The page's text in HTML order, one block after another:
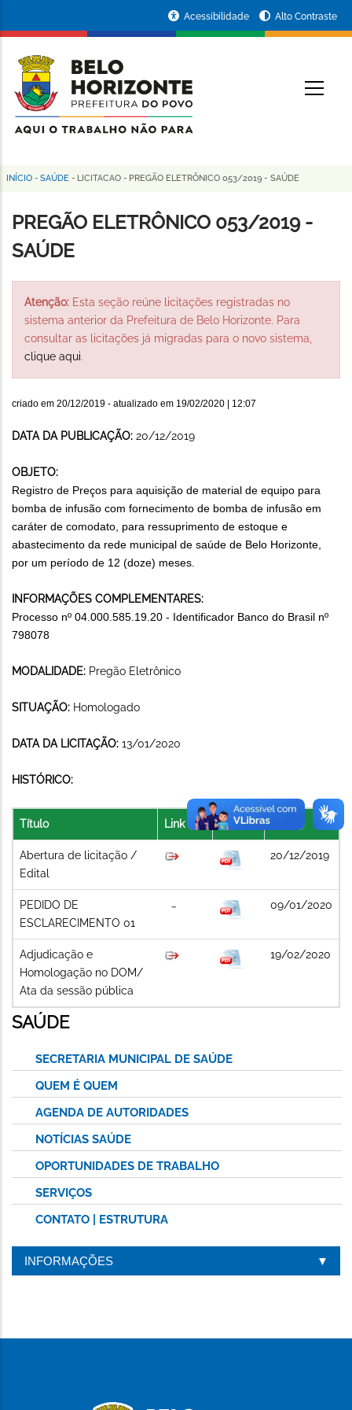
conteúdo
principal
da
Prefeitura
de
Horizonte
Acessibilidade Alto Contraste
Trilha
de
navegação
INÍCIO - SAÚDE - LICITACAO - PREGÃO ELETRÔNICO 053/2019 - SAÚDE
PREGÃO ELETRÔNICO 053/2019 -
SAÚDE
Atenção: Esta seção reúne licitações registradas no
sistema anterior da Prefeitura de Belo Horizonte. Para
consultar as licitações já migradas para o novo sistema,
clique aqui.
criado em 20/12/2019 - atualizado em 19/02/2020 | 12:07
DATA DA PUBLICAÇÃO: 20/12/2019
OBJETO:
Registro de Preços para aquisição de material de equipo para
bomba de infusão com fornecimento de bomba de infusão em
caráter de comodato, para ressuprimento de estoque e
abastecimento da rede municipal de saúde de Belo Horizonte,
por um período de 12 (doze) meses.
INFORMAÇÕES COMPLEMENTARES:
Processo nº 04.000.585.19.20 - Identificador Banco do Brasil nº
798078
MODALIDADE: Pregão Eletrônico
SITUAÇÃO: Homologado
DATA DA LICITAÇÃO: 13/01/2020
HISTÓRICO:
Título Link Arquivo
Abertura de licitação /
Edital
20/12/2019
PEDIDO DE
ESCLARECIMENTO 01
09/01/2020
Adjudicação e
Homologação no DOM/
Ata da sessão pública
19/02/2020
SAÚDE
SECRETARIA MUNICIPAL DE SAÚDE
QUEM É QUEM
AGENDA DE AUTORIDADES
NOTÍCIAS SAÚDE
OPORTUNIDADES DE TRABALHO
SERVIÇOS
CONTATO | ESTRUTURA
INFORMAÇÕES